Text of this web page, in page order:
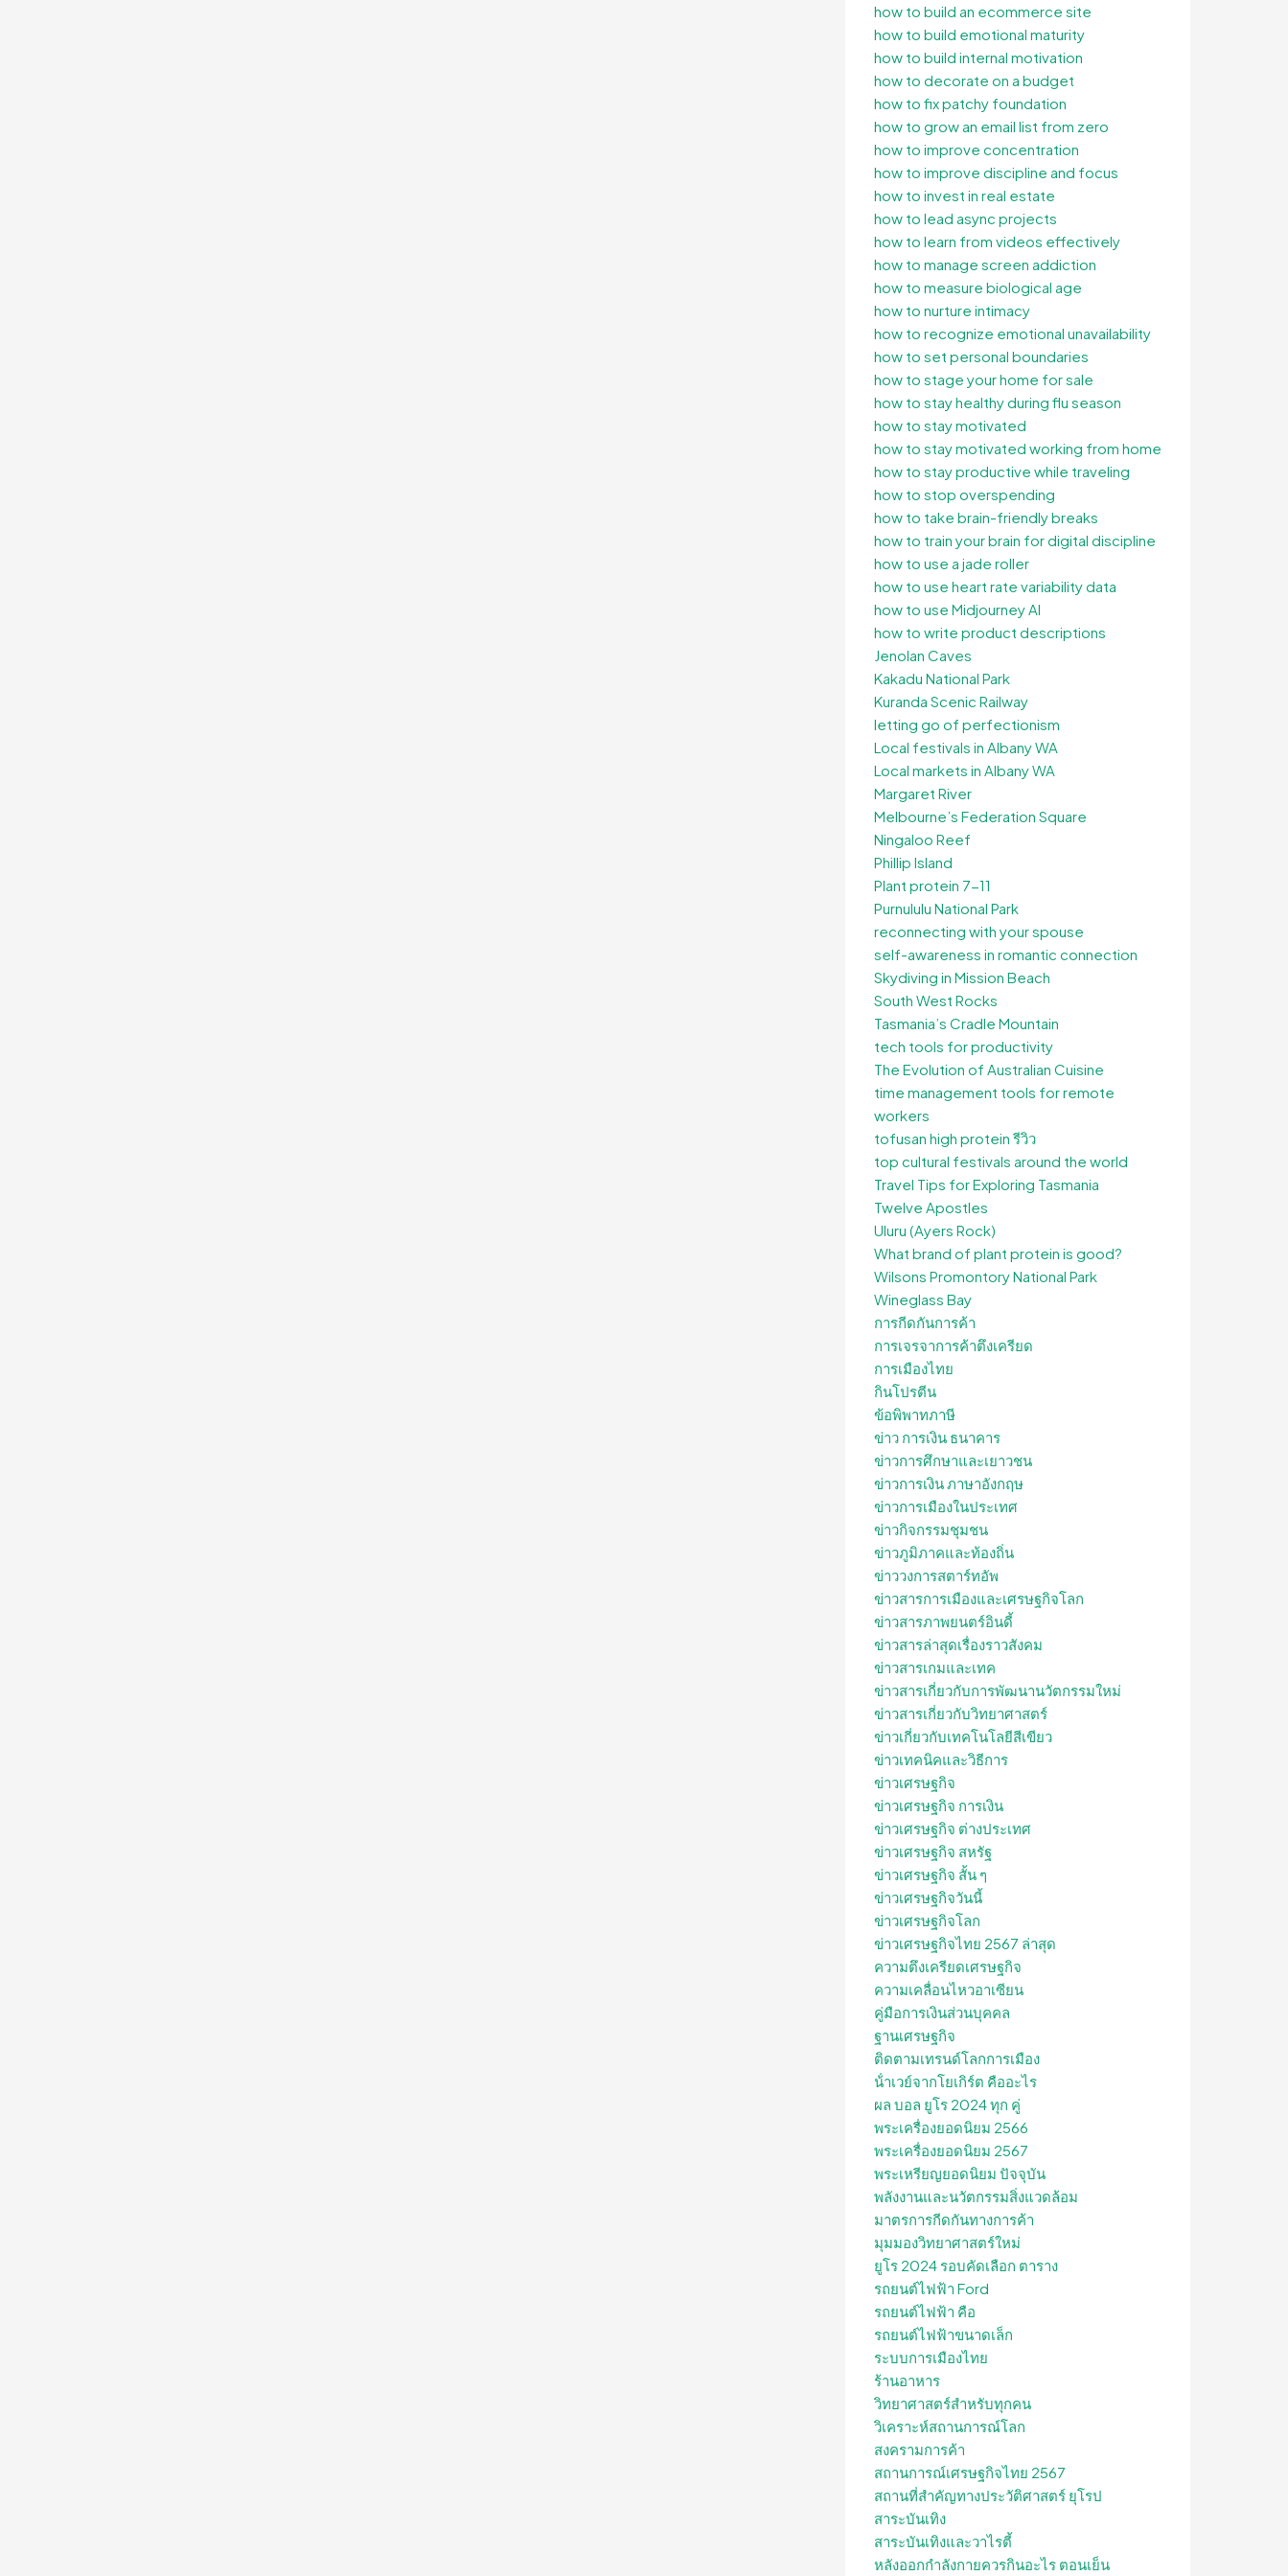
how to build an ecommerce site
how to build emotional maturity
how to build internal motivation
how to decorate on a budget
how to fix patchy foundation
how to grow an email list from zero
how to improve concentration
how to improve discipline and focus
how to invest in real estate
how to lead async projects
how to learn from videos effectively
how to manage screen addiction
how to measure biological age
how to nurture intimacy
how to recognize emotional unavailability
how to set personal boundaries
how to stage your home for sale
how to stay healthy during flu season
how to stay motivated
how to stay motivated working from home
how to stay productive while traveling
how to stop overspending
how to take brain-friendly breaks
how to train your brain for digital discipline
how to use a jade roller
how to use heart rate variability data
how to use Midjourney AI
how to write product descriptions
Jenolan Caves
Kakadu National Park
Kuranda Scenic Railway
letting go of perfectionism
Local festivals in Albany WA
Local markets in Albany WA
Margaret River
Melbourne’s Federation Square
Ningaloo Reef
Phillip Island
Plant protein 7-11
Purnululu National Park
reconnecting with your spouse
self-awareness in romantic connection
Skydiving in Mission Beach
South West Rocks
Tasmania’s Cradle Mountain
tech tools for productivity
The Evolution of Australian Cuisine
time management tools for remote
workers
tofusan high protein รีวิว
top cultural festivals around the world
Travel Tips for Exploring Tasmania
Twelve Apostles
Uluru (Ayers Rock)
What brand of plant protein is good?
Wilsons Promontory National Park
Wineglass Bay
การกีดกันการค้า
การเจรจาการค้าตึงเครียด
การเมืองไทย
กินโปรตีน
ข้อพิพาทภาษี
ข่าว การเงิน ธนาคาร
ข่าวการศึกษาและเยาวชน
ข่าวการเงิน ภาษาอังกฤษ
ข่าวการเมืองในประเทศ
ข่าวกิจกรรมชุมชน
ข่าวภูมิภาคและท้องถิ่น
ข่าววงการสตาร์ทอัพ
ข่าวสารการเมืองและเศรษฐกิจโลก
ข่าวสารภาพยนตร์อินดี้
ข่าวสารล่าสุดเรื่องราวสังคม
ข่าวสารเกมและเทค
ข่าวสารเกี่ยวกับการพัฒนานวัตกรรมใหม่
ข่าวสารเกี่ยวกับวิทยาศาสตร์
ข่าวเกี่ยวกับเทคโนโลยีสีเขียว
ข่าวเทคนิคและวิธีการ
ข่าวเศรษฐกิจ
ข่าวเศรษฐกิจ การเงิน
ข่าวเศรษฐกิจ ต่างประเทศ
ข่าวเศรษฐกิจ สหรัฐ
ข่าวเศรษฐกิจ สั้น ๆ
ข่าวเศรษฐกิจวันนี้
ข่าวเศรษฐกิจโลก
ข่าวเศรษฐกิจไทย 2567 ล่าสุด
ความตึงเครียดเศรษฐกิจ
ความเคลื่อนไหวอาเซียน
คู่มือการเงินส่วนบุคคล
ฐานเศรษฐกิจ
ติดตามเทรนด์โลกการเมือง
น้ําเวย์จากโยเกิร์ต คืออะไร
ผล บอล ยูโร 2024 ทุก คู่
พระเครื่องยอดนิยม 2566
พระเครื่องยอดนิยม 2567
พระเหรียญยอดนิยม ปัจจุบัน
พลังงานและนวัตกรรมสิ่งแวดล้อม
มาตรการกีดกันทางการค้า
มุมมองวิทยาศาสตร์ใหม่
ยูโร 2024 รอบคัดเลือก ตาราง
รถยนต์ไฟฟ้า Ford
รถยนต์ไฟฟ้า คือ
รถยนต์ไฟฟ้าขนาดเล็ก
ระบบการเมืองไทย
ร้านอาหาร
วิทยาศาสตร์สำหรับทุกคน
วิเคราะห์สถานการณ์โลก
สงครามการค้า
สถานการณ์เศรษฐกิจไทย 2567
สถานที่สําคัญทางประวัติศาสตร์ ยุโรป
สาระบันเทิง
สาระบันเทิงและวาไรตี้
หลังออกกําลังกายควรกินอะไร ตอนเย็น